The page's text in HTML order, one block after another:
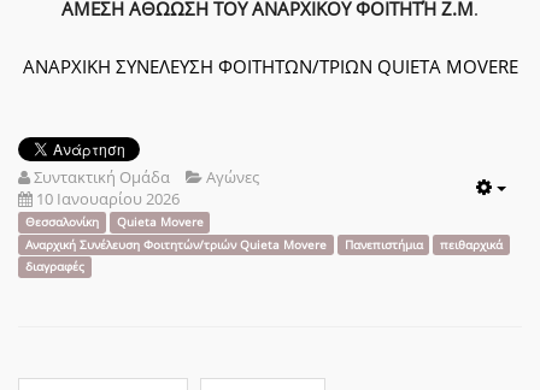
ΑΜΕΣΗ ΑΘΩΩΣΗ ΤΟΥ ΑΝΑΡΧΙΚΟΥ ΦΟΙΤΗΤΉ Ζ.Μ.
ΑΝΑΡΧΙΚΗ ΣΥΝΕΛΕΥΣΗ ΦΟΙΤΗΤΩΝ/ΤΡΙΩΝ QUIETA MOVERE
Συντακτική Ομάδα
Αγώνες
10 Ιανουαρίου 2026
Θεσσαλονίκη
Quieta Movere
Αναρχική Συνέλευση Φοιτητών/τριών Quieta Movere
Πανεπιστήμια
πειθαρχικά
διαγραφές